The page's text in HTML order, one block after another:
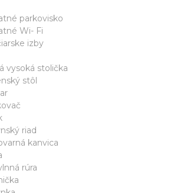
parkovisko
Wi- Fi
izby
vysoká stolička
stôl
riad
kanvica
rúra